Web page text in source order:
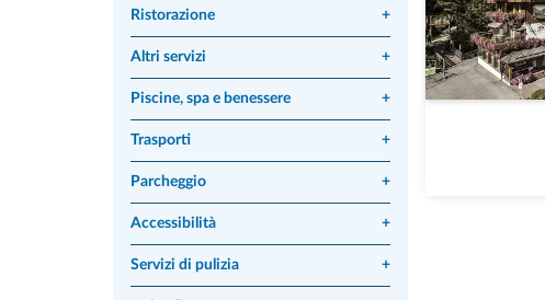
Ristorazione +
Altri servizi +
Piscine, spa e benessere +
Trasporti +
Parcheggio +
Accessibilità +
Servizi di pulizia +